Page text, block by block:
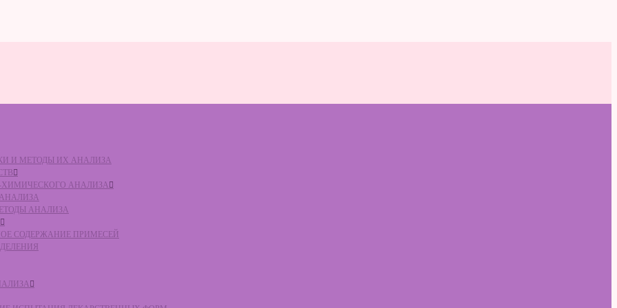
И МЕТОДЫ ИХ АНАЛИЗА
ХИМИЧЕСКОГО АНАЛИЗА
АНАЛИЗА
АНАЛИЗА
СОДЕРЖАНИЕ ПРИМЕСЕЙ